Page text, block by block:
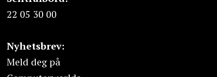
22 05 30 00
Nyhetsbrev:
Meld deg på